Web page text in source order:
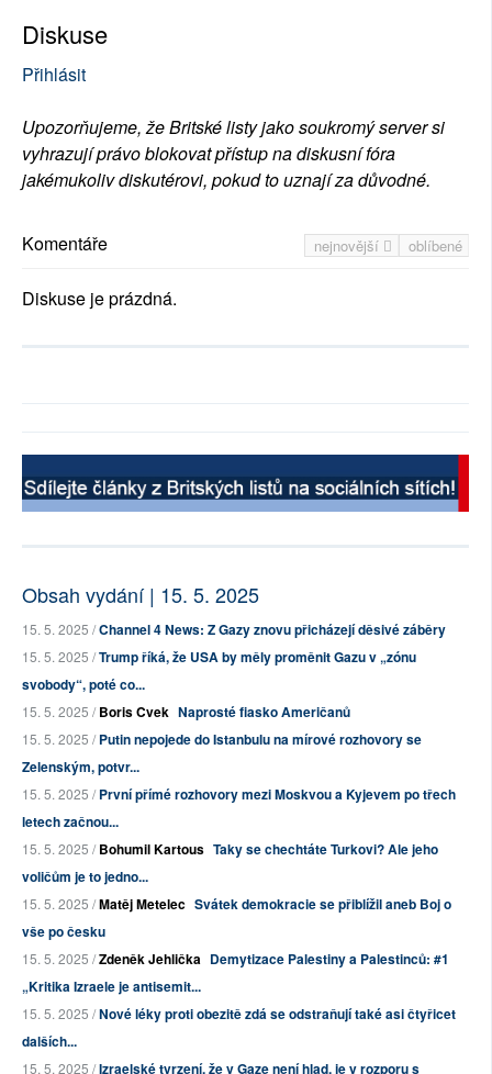
Diskuse
Přihlásit
Upozorňujeme, že Britské listy jako soukromý server si
vyhrazují právo blokovat přístup na diskusní fóra
jakémukoliv diskutérovi, pokud to uznají za důvodné.
nejnovější oblíbené
Komentáře
Diskuse je prázdná.
Obsah vydání | 15. 5. 2025
15. 5. 2025 /Channel 4 News: Z Gazy znovu přicházejí děsivé záběry
15. 5. 2025 /Trump říká, že USA by měly proměnit Gazu v „zónu
svobody“, poté co...
15. 5. 2025 /Boris Cvek Naprosté fiasko Američanů
15. 5. 2025 /Putin nepojede do Istanbulu na mírové rozhovory se
Zelenským, potvr...
15. 5. 2025 /První přímé rozhovory mezi Moskvou a Kyjevem po třech
letech začnou...
15. 5. 2025 /Bohumil Kartous Taky se chechtáte Turkovi? Ale jeho
voličům je to jedno...
15. 5. 2025 /Matěj Metelec Svátek demokracie se přiblížil aneb Boj o
vše po česku
15. 5. 2025 /Zdeněk Jehlička Demytizace Palestiny a Palestinců: #1
„Kritika Izraele je antisemit...
15. 5. 2025 /Nové léky proti obezitě zdá se odstraňují také asi čtyřicet
dalších...
15. 5. 2025 /Izraelské tvrzení, že v Gaze není hlad, je v rozporu s